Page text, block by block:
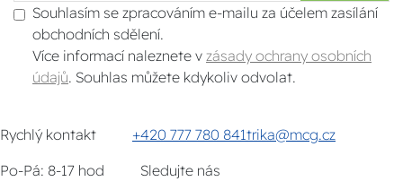
Souhlasím se zpracováním e-mailu za účelem zasílání
obchodních sdělení.
Více informací naleznete v zásady ochrany osobních
údajů . Souhlas můžete kdykoliv odvolat.
Rychlý kontakt +420 777 780 841trika@mcg.cz
Po-Pá: 8-17 hod
Sledujte nás